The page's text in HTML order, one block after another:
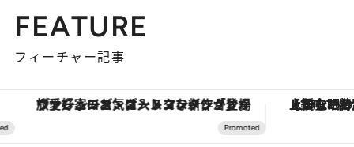
FEATURE
フィーチャー記事
ヴァシュロン・コンスタンタン「オーヴァーシーズ・オートマティック」。旅愛好家のお気に入りコレクションから、ジェンダーレスな新作が登場 【銀座で出合う最旬美容】美髪ケアや上質